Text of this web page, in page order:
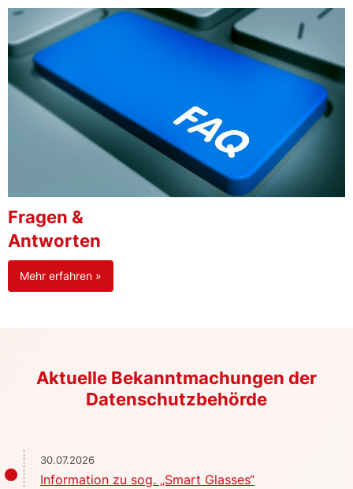
Fragen &
Antworten
Mehr erfahren »
Aktuelle Bekanntmachungen der
Datenschutzbehörde
30.07.2026
Information zu sog. „Smart Glasses“